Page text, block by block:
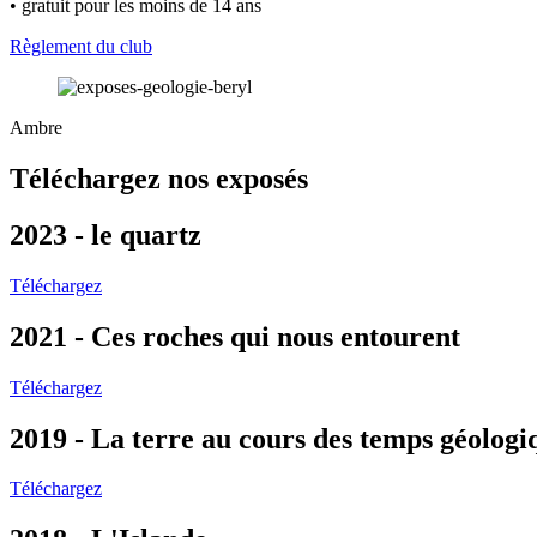
• gratuit pour les moins de 14 ans
Règlement du club
Ambre
Téléchargez nos exposés
2023 - le quartz
Téléchargez
2021 - Ces roches qui nous entourent
Téléchargez
2019 - La terre au cours des temps
Téléchargez